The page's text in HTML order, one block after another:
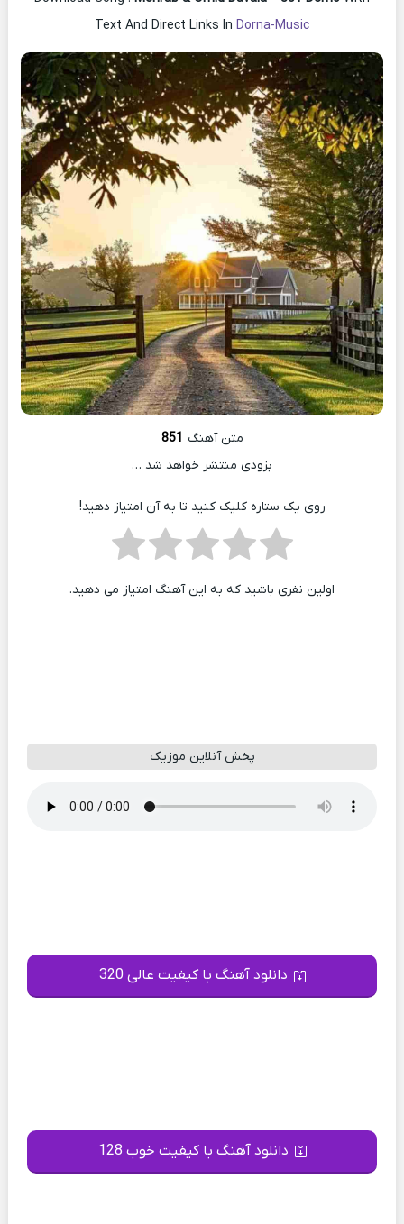
Text And Direct Links In Dorna-Music
متن آهنگ 851
بزودی منتشر خواهد شد …
روی یک ستاره کلیک کنید تا به آن امتیاز دهید!
اولین نفری باشید که به این آهنگ امتیاز می دهید.
پخش آنلاین موزیک
دانلود آهنگ با کیفیت عالی 320
دانلود آهنگ با کیفیت خوب 128